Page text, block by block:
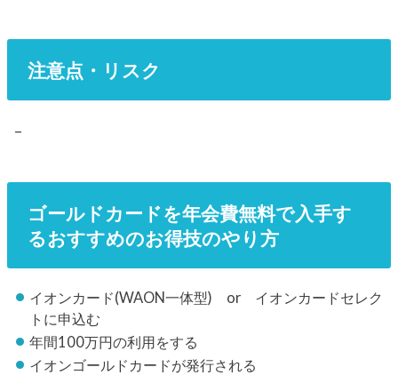
注意点・リスク
–
ゴールドカードを年会費無料で入手す
るおすすめのお得技のやり方
イオンカード(WAON一体型) or イオンカードセレク
トに申込む
年間100万円の利用をする
イオンゴールドカードが発行される